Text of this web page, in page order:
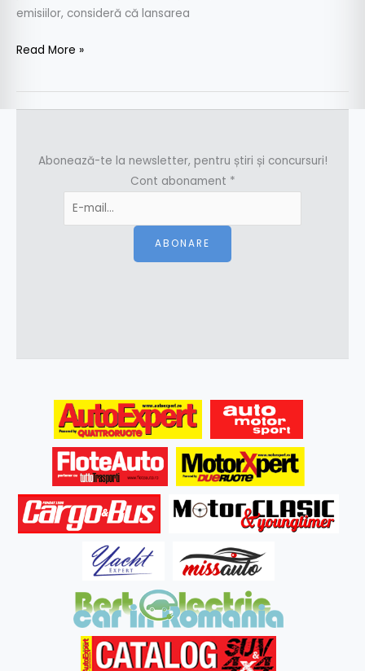
emisiilor, consideră că lansarea
Read More »
Abonează-te la newsletter, pentru știri și concursuri!
Cont abonament *
ABONARE